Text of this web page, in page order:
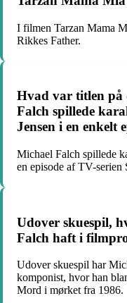
I filmen Tarzan Mama
Rikkes Father.
Hvad var titlen på
Falch spillede
Jensen i en enkelt
Michael Falch spillede
en episode af TV-serien
Udover skuespil,
Falch haft i
Udover skuespil har
komponist, hvor han
Mord i mørket fra 1986.